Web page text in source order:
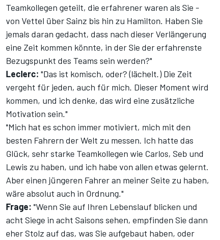
Teamkollegen geteilt, die erfahrener waren als Sie -
von Vettel über Sainz bis hin zu Hamilton. Haben Sie
jemals daran gedacht, dass nach dieser Verlängerung
eine Zeit kommen könnte, in der Sie der erfahrenste
Bezugspunkt des Teams sein werden?"
Leclerc: "Das ist komisch, oder? (lächelt.) Die Zeit
vergeht für jeden, auch für mich. Dieser Moment wird
kommen, und ich denke, das wird eine zusätzliche
Motivation sein."
"Mich hat es schon immer motiviert, mich mit den
besten Fahrern der Welt zu messen. Ich hatte das
Glück, sehr starke Teamkollegen wie Carlos, Seb und
Lewis zu haben, und ich habe von allen etwas gelernt.
Aber einen jüngeren Fahrer an meiner Seite zu haben,
wäre absolut auch in Ordnung."
Frage: "Wenn Sie auf Ihren Lebenslauf blicken und
acht Siege in acht Saisons sehen, empfinden Sie dann
eher Stolz auf das, was Sie aufgebaut haben, oder